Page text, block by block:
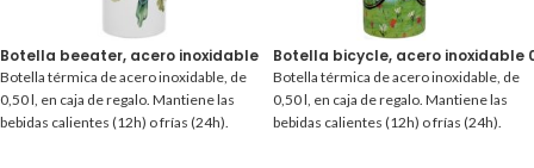
Botella beeater, acero inoxidable 0,50 l.
Botella térmica de acero inoxidable, de
0,50 l, en caja de regalo. Mantiene las
bebidas calientes (12h) o frías (24h).
Botella bicycle, acero inoxidable
Botella térmica de acero inoxidable, de
0,50 l, en caja de regalo. Mantiene las
bebidas calientes (12h) o frías (24h).